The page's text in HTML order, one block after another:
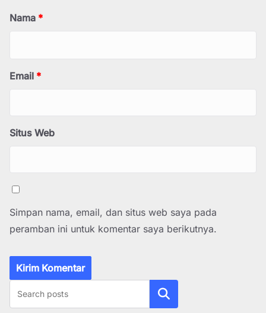
Nama *
Email *
Situs Web
Simpan nama, email, dan situs web saya pada
peramban ini untuk komentar saya berikutnya.
Cari